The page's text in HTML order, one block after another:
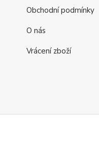
Obchodní podmínky
O nás
Vrácení zboží